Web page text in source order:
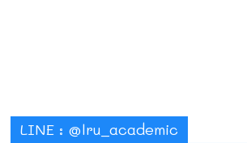
LINE : @lru_academic